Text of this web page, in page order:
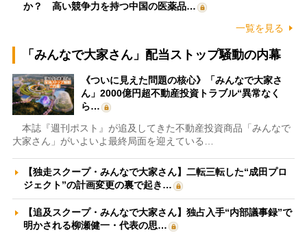
か？ 高い競争力を持つ中国の医薬品…
一覧を見る
「みんなで大家さん」配当ストップ騒動の内幕
《ついに見えた問題の核心》「みんなで大家さ
ん」2000億円超不動産投資トラブル“異常なく
ら…
本誌『週刊ポスト』が追及してきた不動産投資商品「みんなで
大家さん」がいよいよ最終局面を迎えている…
【独走スクープ・みんなで大家さん】二転三転した“成田プロ
ジェクト”の計画変更の裏で起き…
【追及スクープ・みんなで大家さん】独占入手“内部議事録”で
明かされる柳瀬健一・代表の思…